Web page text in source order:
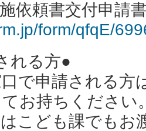
施依頼書交付申
form/qfqE/
れる方●
で申請される方
お持ちください
こども課でもお